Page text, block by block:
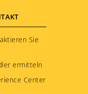
Sie
ermitteln
Center